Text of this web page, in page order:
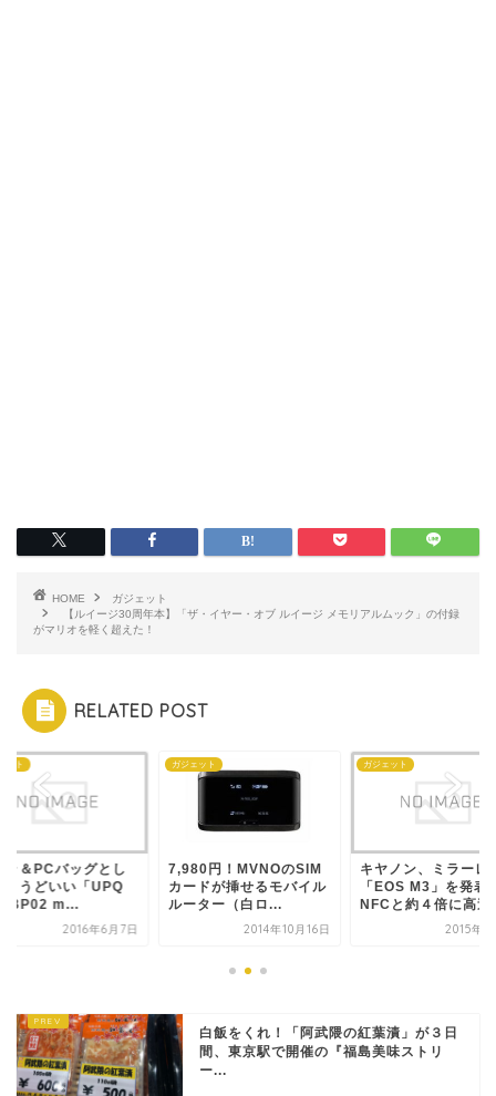
HOME
ガジェット
【ルイージ30周年本】「ザ・イヤー・オブ ルイージ メモリアルムック」の付録
がマリオを軽く超えた！
RELATED POST
ット
ラ＆PCバッグとし
ょうどいい「UPQ
BP02 m...
2016年6月7日
ガジェット
7,980円！MVNOのSIM
カードが挿せるモバイル
ルーター（白ロ...
2014年10月16日
ガジェット
キヤノン、ミラーレ
「EOS M3」を発表
NFCと約４倍に高速
2015年2
白飯をくれ！「阿武隈の紅葉漬」が３日
間、東京駅で開催の『福島美味ストリ
ー...